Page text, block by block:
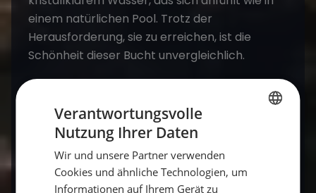
einem natürlichen Pool. Trotz der
Herausforderung, sie zu erreichen, ist die
Schönheit dieser Bucht unvergleichlich​​.
Die Insel Mallorca bietet also weit mehr als nur
die bekannten Strände und Buchten. Für
Segler und Wasserliebhaber gibt es zahlreiche
versteckte Juwelen zu entdecken, die einen
Segelurlaub auf den Balearen zu einem
unvergesslichen Abenteuer machen. Ob beim
Verantwortungsvolle
Nutzung Ihrer Daten
Wir und unsere Partner verwenden
Cookies und ähnliche Technologien, um
Informationen auf Ihrem Gerät zu